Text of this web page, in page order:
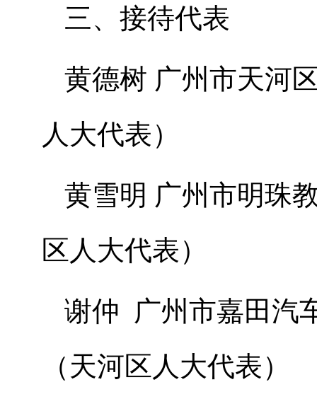
三、接待代表
黄德树 广州市天河
人大代表）
黄雪明 广州市明珠
区人大代表）
谢仲 广州市嘉田汽
（天河区人大代表）